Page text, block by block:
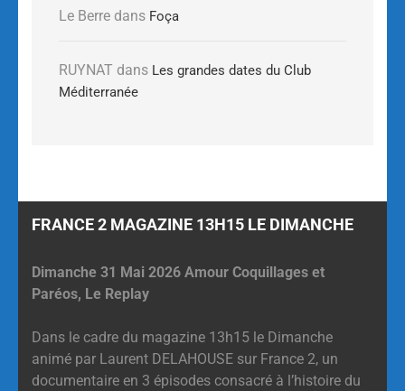
Le Berre dans Foça
RUYNAT dans Les grandes dates du Club
Méditerranée
FRANCE 2 MAGAZINE 13H15 LE DIMANCHE
Dimanche 31 Mai 2026 Amour Coquillages et
Paréos, Le Replay
Dans le cadre du magazine 13h15 le Dimanche
animé par Laurent DELAHOUSE sur France 2, un
documentaire en 3 épisodes consacré à l’histoire du